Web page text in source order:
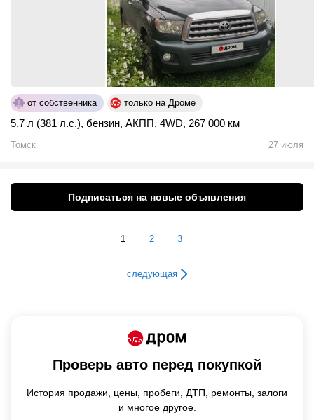
от собственника только на Дроме
5.7 л (381 л.с.), бензин, АКПП, 4WD, 267 000 км
Томск 27 июля
Подписаться на новые объявления
1 2 3
следующая
Проверь авто перед покупкой
История продажи, цены, пробеги, ДТП, ремонты, залоги
и многое другое.